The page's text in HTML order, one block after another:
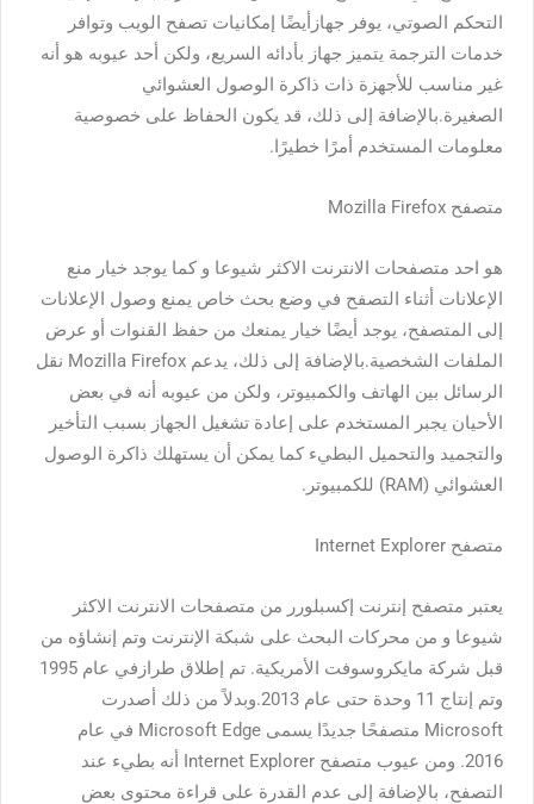
التحكم الصوتي، يوفر جهازأيضًا إمكانيات تصفح الويب وتوافر
خدمات الترجمة يتميز جهاز بأدائه السريع، ولكن أحد عيوبه هو أنه
غير مناسب للأجهزة ذات ذاكرة الوصول العشوائي
الصغيرة.بالإضافة إلى ذلك، قد يكون الحفاظ على خصوصية
معلومات المستخدم أمرًا خطيرًا.
متصفح Mozilla Firefox
هو احد متصفحات الانترنت الاكثر شيوعا و كما يوجد خيار منع
الإعلانات أثناء التصفح في وضع بحث خاص يمنع وصول الإعلانات
إلى المتصفح، يوجد أيضًا خيار يمنعك من حفظ القنوات أو عرض
الملفات الشخصية.بالإضافة إلى ذلك، يدعم Mozilla Firefox نقل
الرسائل بين الهاتف والكمبيوتر، ولكن من عيوبه أنه في بعض
الأحيان يجبر المستخدم على إعادة تشغيل الجهاز بسبب التأخير
والتجميد والتحميل البطيء كما يمكن أن يستهلك ذاكرة الوصول
العشوائي (RAM) للكمبيوتر.
متصفح Internet Explorer
يعتبر متصفح إنترنت إكسبلورر من متصفحات الانترنت الاكثر
شيوعا و من محركات البحث على شبكة الإنترنت وتم إنشاؤه من
قبل شركة مايكروسوفت الأمريكية. تم إطلاق طرازفي عام 1995
وتم إنتاج 11 وحدة حتى عام 2013.وبدلاً من ذلك أصدرت
Microsoft متصفحًا جديدًا يسمى Microsoft Edge في عام
2016. ومن عيوب متصفح Internet Explorer أنه بطيء عند
التصفح، بالإضافة إلى عدم القدرة على قراءة محتوى بعض